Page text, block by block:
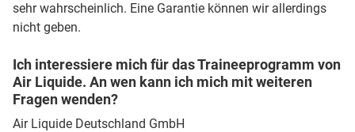
sehr wahrscheinlich. Eine Garantie können wir allerdings
nicht geben.
Ich interessiere mich für das Traineeprogramm von
Air Liquide. An wen kann ich mich mit weiteren
Fragen wenden?
Air Liquide Deutschland GmbH